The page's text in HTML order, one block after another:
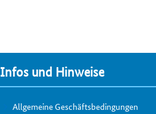
Infos und Hinweise
Allgemeine Geschäftsbedingungen